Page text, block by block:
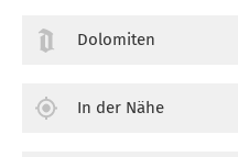
Dolomiten
In der Nähe